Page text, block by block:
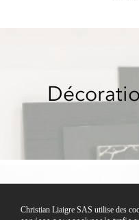
Christian Liaigre SAS utilise des